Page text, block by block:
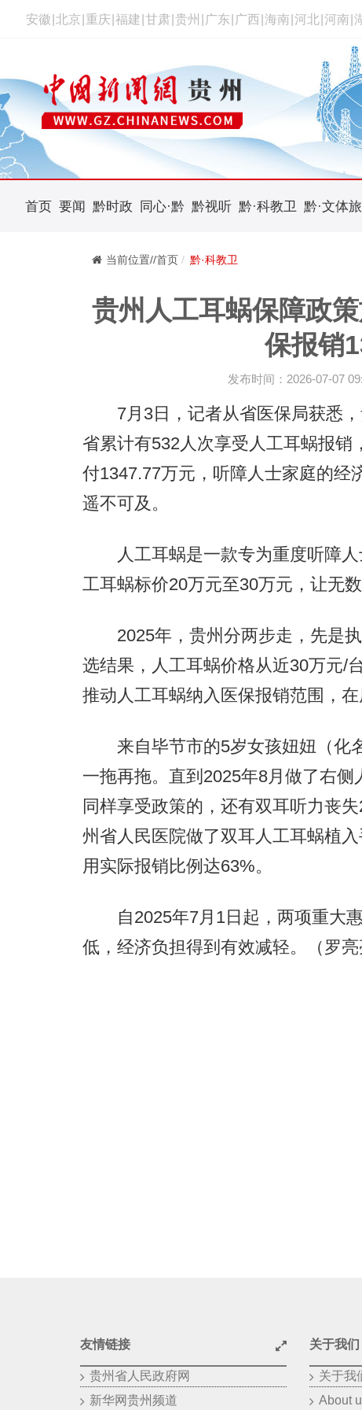
安徽 北京 重庆 福建 甘肃 贵州 广东 广西 海南 河北 河南
首页 要闻 黔时政 同心·黔 黔视听 黔·科教卫 黔·文体旅
当前位置//首页 黔·科教卫
贵州人工耳蜗保障政
保报销
发布时间：2026-07-07
7月3日，记者从省医保局获悉，
省累计有532人次享受人工耳蜗报
付1347.77万元，听障人士家庭的经
遥不可及。
人工耳蜗是一款专为重度听障人
工耳蜗标价20万元至30万元，让无
2025年，贵州分两步走，先是执
选结果，人工耳蜗价格从近30万元/
推动人工耳蜗纳入医保报销范围，
来自毕节市的5岁女孩妞妞（化
一拖再拖。直到2025年8月做了右侧
同样享受政策的，还有双耳听力丧
州省人民医院做了双耳人工耳蜗植
用实际报销比例达63%。
自2025年7月1日起，两项重大惠
低，经济负担得到有效减轻。（罗亮
友情链接
贵州省人民政府网
新华网贵州频道
关于我们
关于我
About